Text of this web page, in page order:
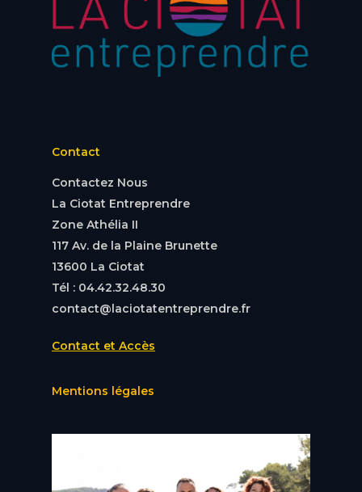
Contact
Contactez Nous
La Ciotat Entreprendre
Zone Athélia II
117 Av. de la Plaine Brunette
13600 La Ciotat
Tél : 04.42.32.48.30
contact@laciotatentreprendre.fr
Contact et Accès
Mentions légales